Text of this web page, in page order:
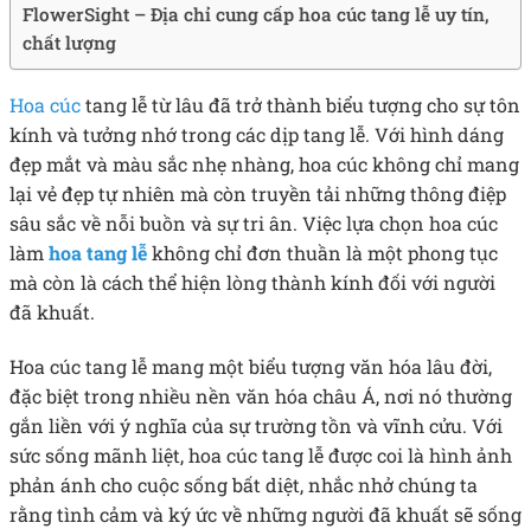
FlowerSight – Địa chỉ cung cấp hoa cúc tang lễ uy tín,
chất lượng
Hoa cúctang lễ từ lâu đã trở thành biểu tượng cho sự tôn
kính và tưởng nhớ trong các dịp tang lễ. Với hình dáng
đẹp mắt và màu sắc nhẹ nhàng, hoa cúc không chỉ mang
lại vẻ đẹp tự nhiên mà còn truyền tải những thông điệp
sâu sắc về nỗi buồn và sự tri ân. Việc lựa chọn hoa cúc
làm hoa tang lễkhông chỉ đơn thuần là một phong tục
mà còn là cách thể hiện lòng thành kính đối với người
đã khuất.
Hoa cúc tang lễ mang một biểu tượng văn hóa lâu đời,
đặc biệt trong nhiều nền văn hóa châu Á, nơi nó thường
gắn liền với ý nghĩa của sự trường tồn và vĩnh cửu. Với
sức sống mãnh liệt, hoa cúc tang lễ được coi là hình ảnh
phản ánh cho cuộc sống bất diệt, nhắc nhở chúng ta
rằng tình cảm và ký ức về những người đã khuất sẽ sống